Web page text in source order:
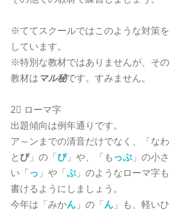
※ててスクールではこのような対策を
しています。
※特別な教材ではありませんが、その
教材は マル秘です。すみません。
2⃣ ローマ字
出題傾向は例年通りです。
ア～ンまでの清音だけでなく、「なわ
とび」の「び」や、「も っぷ」の小さ
い「っ 」や「ぷ」のようなローマ字も
書けるようにしましょう。
今年は「みかん 」の「ん 」も、軽いひ